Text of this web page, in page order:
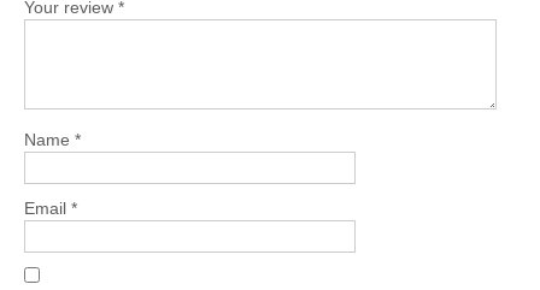
Your review *
Name *
Email *